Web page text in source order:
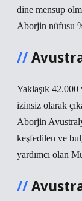
dine mensup
Aborjin nüfusu
Yaklaşık 42.000
izinsiz olarak
Aborjin
keşfedilen ve
yardımcı olan